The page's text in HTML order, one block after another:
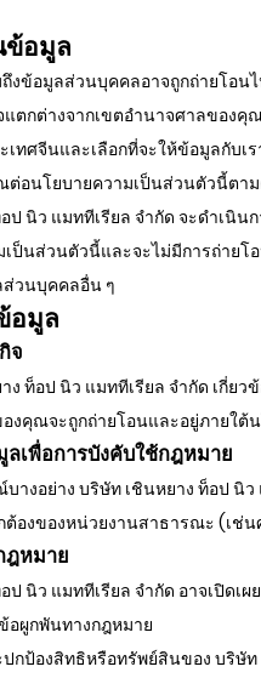
ข้อมูล
ข้อมูลส่วนบุคคลอาจถูกถ่ายโอนไ
ตกต่างจากเขตอำนาจศาลของคุ
ทศจีนและเลือกที่จะให้ข้อมูลกับ
ต่อนโยบายความเป็นส่วนตัวนี้ตา
ป นิว แมททีเรียล จำกัด จะดำเนิ
ป็นส่วนตัวนี้และจะไม่มีการถ่าย
วนบุคคลอื่น ๆ
อมูล
จ
ง ท็อป นิว แมททีเรียล จำกัด เกี่
งคุณจะถูกถ่ายโอนและอยู่ภายใต้
ลเพื่อการบังคับใช้กฎหมาย
างอย่าง บริษัท เชินหยาง ท็อป นิ
องของหน่วยงานสาธารณะ (เช่
ฎหมาย
ป นิว แมททีเรียล จำกัด อาจเปิด
อผูกพันทางกฎหมาย
ปกป้องสิทธิหรือทรัพย์สินของ บริษั